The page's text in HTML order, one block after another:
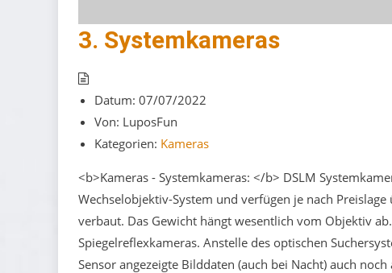
3. Systemkameras
Datum: 07/07/2022
Von: LuposFun
Kategorien: Kameras
<b>Kameras - Systemkameras: </b> DSLM
Wechselobjektiv-System und verfügen je nach
verbaut. Das Gewicht hängt wesentlich vom Objektiv
Spiegelreflexkameras. Anstelle des optischen
Sensor angezeigte Bilddaten (auch bei Nacht) auch